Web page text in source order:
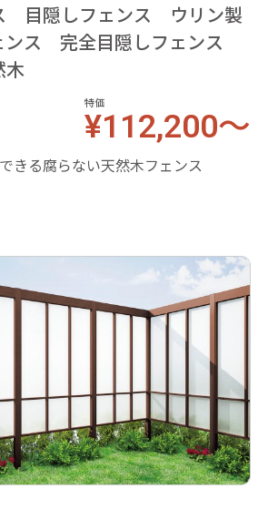
目隠しフェンス ウリン製
ンス 完全目隠しフェンス
木
特価
¥112,200～
きる腐らない天然木フェンス